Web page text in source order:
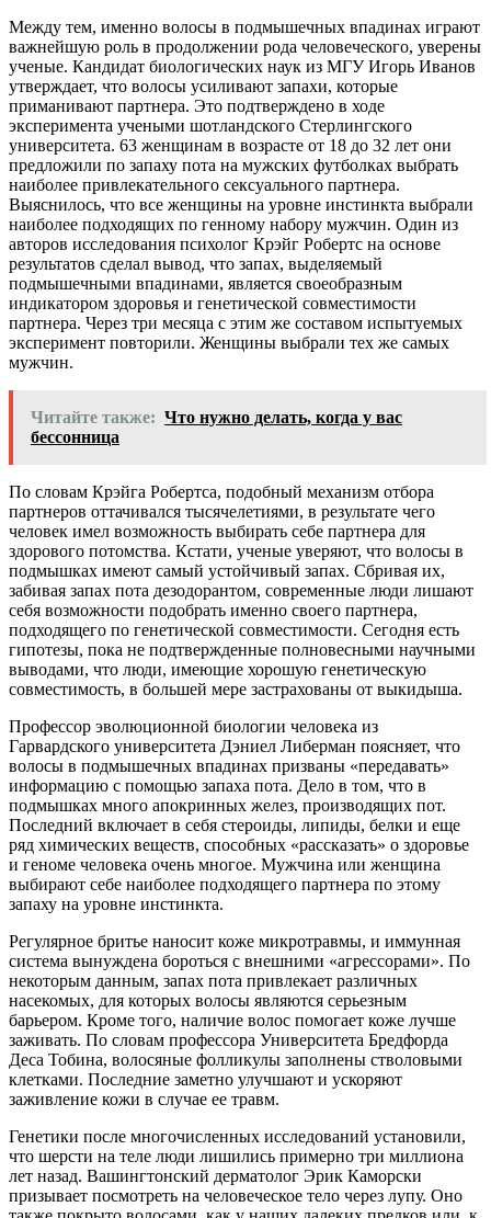
Между тем, именно волосы в подмышечных впадинах играют
важнейшую роль в продолжении рода человеческого, уверены
ученые. Кандидат биологических наук из МГУ Игорь Иванов
утверждает, что волосы усиливают запахи, которые
приманивают партнера. Это подтверждено в ходе
эксперимента учеными шотландского Стерлингского
университета. 63 женщинам в возрасте от 18 до 32 лет они
предложили по запаху пота на мужских футболках выбрать
наиболее привлекательного сексуального партнера.
Выяснилось, что все женщины на уровне инстинкта выбрали
наиболее подходящих по генному набору мужчин. Один из
авторов исследования психолог Крэйг Робертс на основе
результатов сделал вывод, что запах, выделяемый
подмышечными впадинами, является своеобразным
индикатором здоровья и генетической совместимости
партнера. Через три месяца с этим же составом испытуемых
эксперимент повторили. Женщины выбрали тех же самых
мужчин.
Читайте также: Что нужно делать, когда у вас
бессонница
По словам Крэйга Робертса, подобный механизм отбора
партнеров оттачивался тысячелетиями, в результате чего
человек имел возможность выбирать себе партнера для
здорового потомства. Кстати, ученые уверяют, что волосы в
подмышках имеют самый устойчивый запах. Сбривая их,
забивая запах пота дезодорантом, современные люди лишают
себя возможности подобрать именно своего партнера,
подходящего по генетической совместимости. Сегодня есть
гипотезы, пока не подтвержденные полновесными научными
выводами, что люди, имеющие хорошую генетическую
совместимость, в большей мере застрахованы от выкидыша.
Профессор эволюционной биологии человека из
Гарвардского университета Дэниел Либерман поясняет, что
волосы в подмышечных впадинах призваны «передавать»
информацию с помощью запаха пота. Дело в том, что в
подмышках много апокринных желез, производящих пот.
Последний включает в себя стероиды, липиды, белки и еще
ряд химических веществ, способных «рассказать» о здоровье
и геноме человека очень многое. Мужчина или женщина
выбирают себе наиболее подходящего партнера по этому
запаху на уровне инстинкта.
Регулярное бритье наносит коже микротравмы, и иммунная
система вынуждена бороться с внешними «агрессорами». По
некоторым данным, запах пота привлекает различных
насекомых, для которых волосы являются серьезным
барьером. Кроме того, наличие волос помогает коже лучше
заживать. По словам профессора Университета Бредфорда
Деса Тобина, волосяные фолликулы заполнены стволовыми
клетками. Последние заметно улучшают и ускоряют
заживление кожи в случае ее травм.
Генетики после многочисленных исследований установили,
что шерсти на теле люди лишились примерно три миллиона
лет назад. Вашингтонский дерматолог Эрик Каморски
призывает посмотреть на человеческое тело через лупу. Оно